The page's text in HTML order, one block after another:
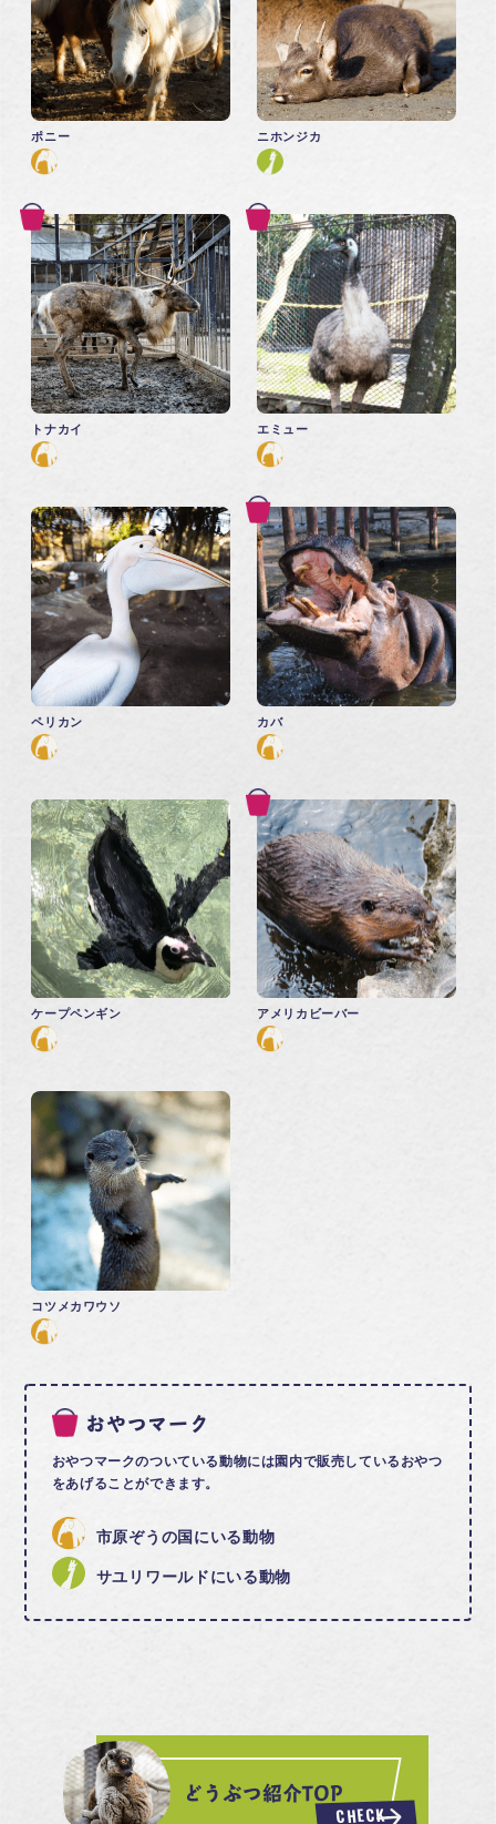
ポニー ニホンジカ
トナカイ エミュー
ペリカン カバ
ケープペンギン アメリカビーバー
コツメカワウソ
おやつマーク
おやつマークのついている動物には園内で販売しているおやつ
をあげることができます。
市原ぞうの国にいる動物
サユリワールドにいる動物
どうぶつ紹介TOP
CHECK